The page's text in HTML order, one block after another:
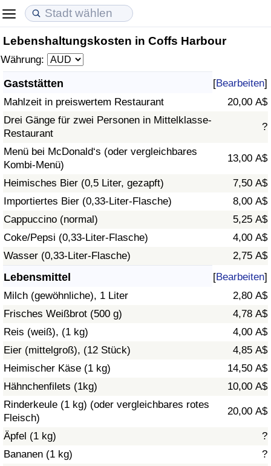
Lebenshaltungskosten in Coffs Harbour
Währung:
Gaststätten [Bearbeiten]
Mahlzeit in preiswertem Restaurant
20,00 A$
Drei Gänge für zwei Personen in Mittelklasse-
Restaurant
?
Menü bei McDonald‘s (oder vergleichbares
Kombi-Menü)
13,00 A$
Heimisches Bier (0,5 Liter, gezapft)
7,50 A$
Importiertes Bier (0,33-Liter-Flasche)
8,00 A$
Cappuccino (normal)
5,25 A$
Coke/Pepsi (0,33-Liter-Flasche)
4,00 A$
Wasser (0,33-Liter-Flasche)
2,75 A$
Lebensmittel [Bearbeiten]
Milch (gewöhnliche), 1 Liter
2,80 A$
Frisches Weißbrot (500 g)
4,78 A$
Reis (weiß), (1 kg)
4,00 A$
Eier (mittelgroß), (12 Stück)
4,85 A$
Heimischer Käse (1 kg)
14,50 A$
Hähnchenfilets (1kg)
10,00 A$
Rinderkeule (1 kg) (oder vergleichbares rotes
Fleisch)
20,00 A$
Äpfel (1 kg)
?
Bananen (1 kg)
?
Lebenshaltungskosten
Lebenshaltungskosten-Index (aktuell)
Lebenshaltungskosten-Index
Lebenshaltungskosten-Index nach Land
in Akaba
Immobilienpreise
Immobilienpreis-Index (aktuell)
Immobilienpreis-Index
Immobilienpreis-Index nach Land
Lebensqualität
Lebensqualität-Index
Lebensqualität-Index (aktuell)
Lebensqualitätsindex nach Land
Kriminalität
Kriminalitäts-Index (aktuell)
Kriminalitäts-Index
Kriminalitätsindex nach Land
Gesundheitsversorgung
Gesundheitsversorgungs-Index (aktuell)
Gesundheitsversorgungs-Index
Gesundheitsversorgungs-Index nach Land
Umweltverschmutzung